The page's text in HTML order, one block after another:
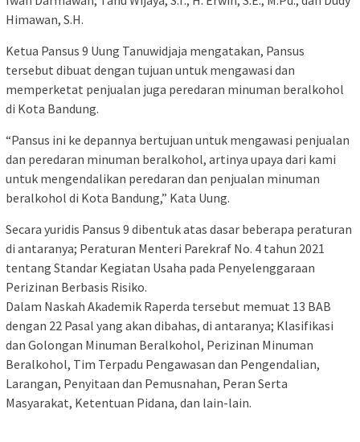
Himawan, S.H.
Ketua Pansus 9 Uung Tanuwidjaja mengatakan, Pansus
tersebut dibuat dengan tujuan untuk mengawasi dan
memperketat penjualan juga peredaran minuman beralkohol
di Kota Bandung.
“Pansus ini ke depannya bertujuan untuk mengawasi penjualan
dan peredaran minuman beralkohol, artinya upaya dari kami
untuk mengendalikan peredaran dan penjualan minuman
beralkohol di Kota Bandung,” Kata Uung.
Secara yuridis Pansus 9 dibentuk atas dasar beberapa peraturan
di antaranya; Peraturan Menteri Parekraf No. 4 tahun 2021
tentang Standar Kegiatan Usaha pada Penyelenggaraan
Perizinan Berbasis Risiko.
Dalam Naskah Akademik Raperda tersebut memuat 13 BAB
dengan 22 Pasal yang akan dibahas, di antaranya; Klasifikasi
dan Golongan Minuman Beralkohol, Perizinan Minuman
Beralkohol, Tim Terpadu Pengawasan dan Pengendalian,
Larangan, Penyitaan dan Pemusnahan, Peran Serta
Masyarakat, Ketentuan Pidana, dan lain-lain.